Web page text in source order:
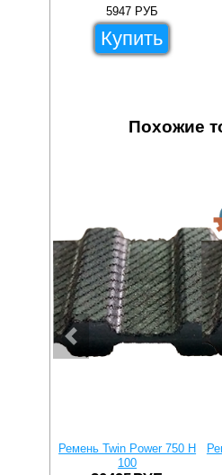
5947 РУБ
Купить
Похожие
Ремень Twin Power 750 H
100